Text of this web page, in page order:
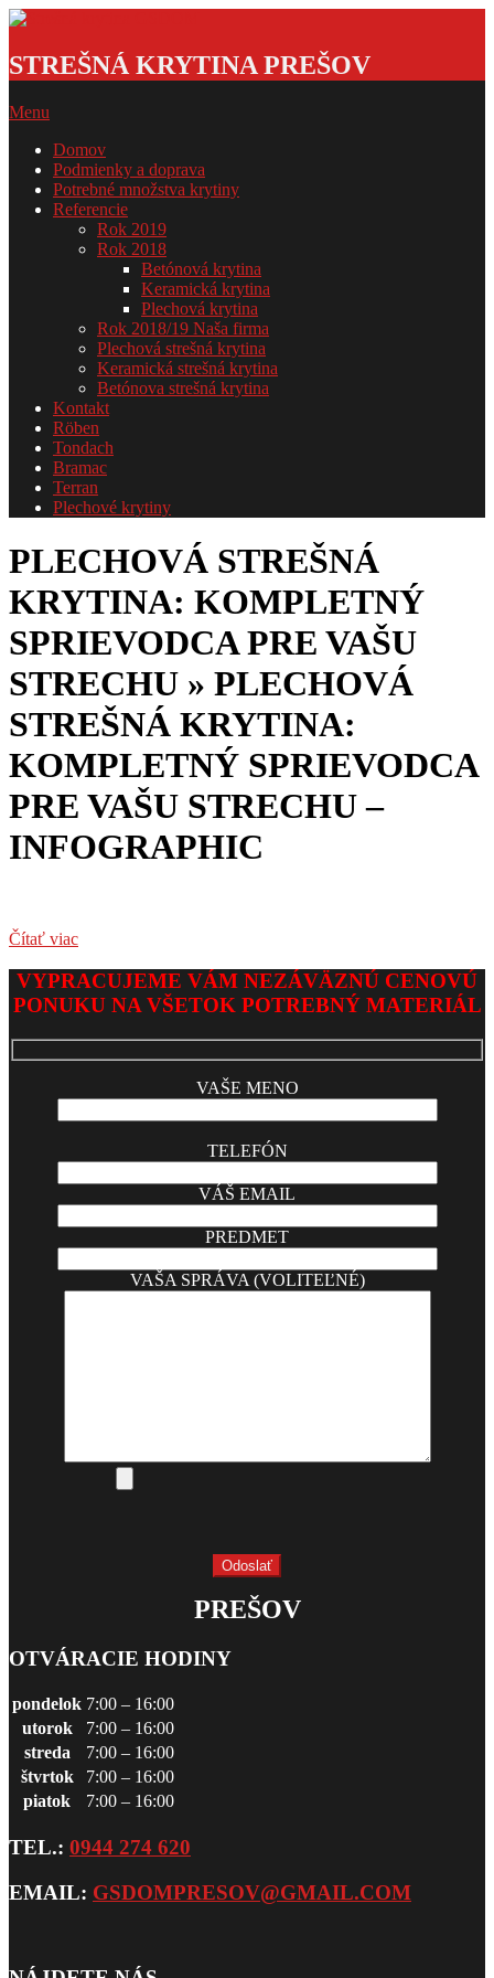
Skip
content
krytina
GSDOM
STREŠNÁ KRYTINA PREŠOV
Primary
Menu
Menu
Domov
Podmienky a doprava
Potrebné množstva krytiny
Referencie
Rok 2019
Rok 2018
Betónová krytina
Keramická krytina
Plechová krytina
Rok 2018/19 Naša firma
Plechová strešná krytina
Keramická strešná krytina
Betónova strešná krytina
Kontakt
Röben
Tondach
Bramac
Terran
Plechové krytiny
PLECHOVÁ STREŠNÁ
KRYTINA: KOMPLETNÝ
SPRIEVODCA PRE VAŠU
STRECHU » PLECHOVÁ
STREŠNÁ KRYTINA:
KOMPLETNÝ SPRIEVODCA
PRE VAŠU STRECHU –
INFOGRAPHIC
Čítať viac
2026-
07-
09
VYPRACUJEME VÁM NEZÁVÄZNÚ CENOVÚ
PONUKU NA VŠETOK POTREBNÝ MATERIÁL
VAŠE MENO
TELEFÓN
VÁŠ EMAIL
PREDMET
VAŠA SPRÁVA (VOLITEĽNÉ)
PREŠOV
OTVÁRACIE HODINY
pondelok 7:00 – 16:00
utorok
7:00 – 16:00
streda
7:00 – 16:00
štvrtok
7:00 – 16:00
piatok
7:00 – 16:00
TEL.: 0944 274 620
EMAIL: GSDOMPRESOV@GMAIL.COM